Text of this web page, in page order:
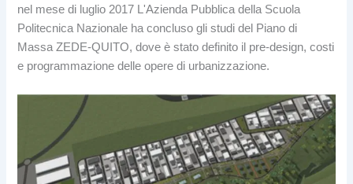
nel mese di luglio 2017 L'Azienda Pubblica della Scuola
Politecnica Nazionale ha concluso gli studi del Piano di
Massa ZEDE-QUITO, dove è stato definito il pre-design, costi
e programmazione delle opere di urbanizzazione.